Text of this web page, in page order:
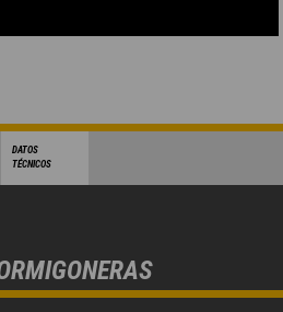
DATOS
TÉCNICOS